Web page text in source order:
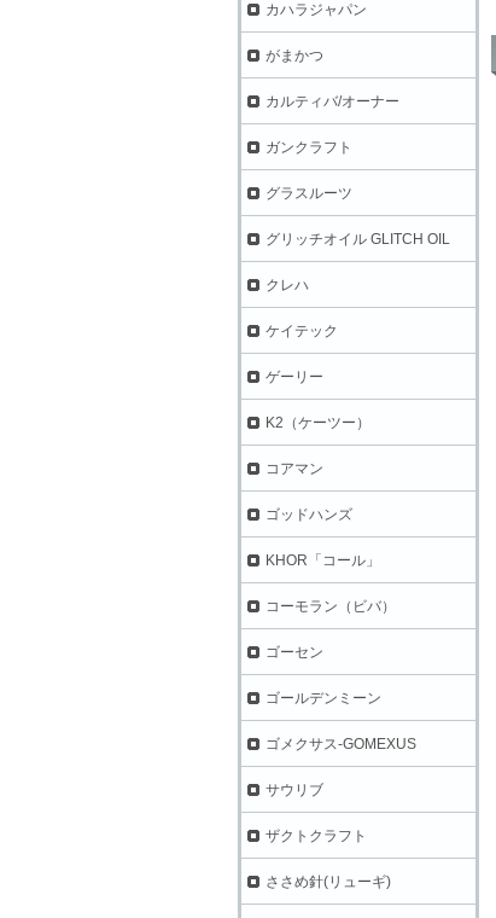
カハラジャパン
がまかつ
カルティバ/オーナー
ガンクラフト
グラスルーツ
グリッチオイル GLITCH OIL
クレハ
ケイテック
ゲーリー
K2（ケーツー）
コアマン
ゴッドハンズ
KHOR「コール」
コーモラン（ビバ）
ゴーセン
ゴールデンミーン
ゴメクサス-GOMEXUS
サウリブ
ザクトクラフト
ささめ針(リューギ)